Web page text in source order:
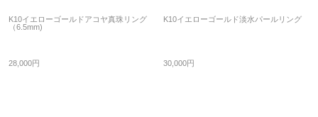
K10イエローゴールドアコヤ真珠リング
（6.5mm)
28,000円
K10イエローゴールド淡水パールリング
30,000円